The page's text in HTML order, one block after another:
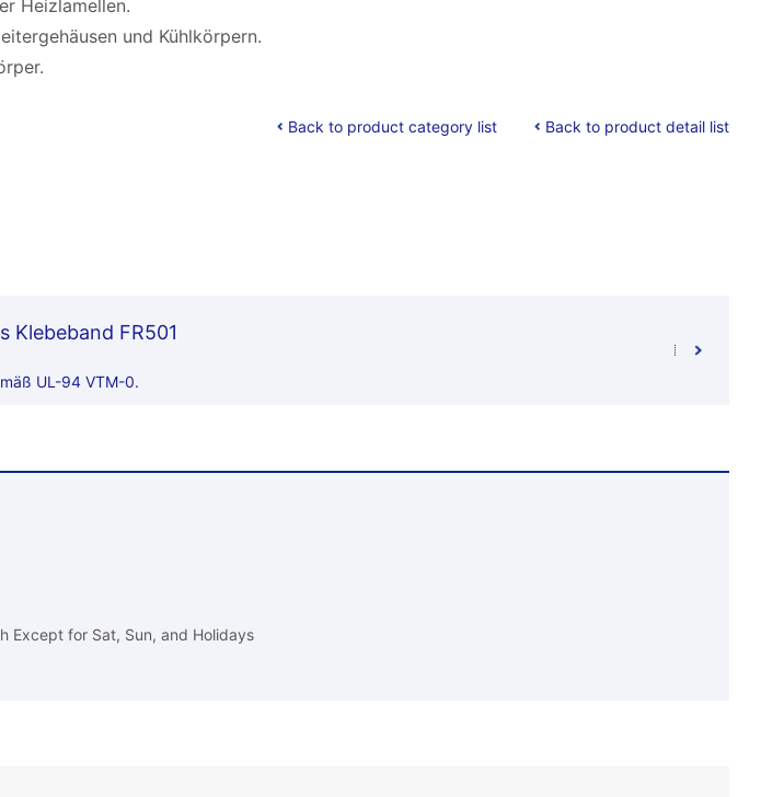
Heizlamellen.
und Kühlkörpern.
Back to product category list Back to product detail list
Klebeband FR501
UL-94 VTM-0.
Except for Sat, Sun, and Holidays